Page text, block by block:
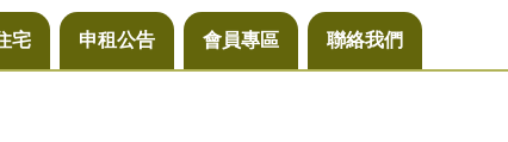
宅 申租公告 會員專區 聯絡我們